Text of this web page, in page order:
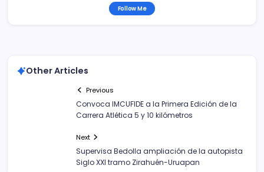
Follow Me
Other Articles
Previous
Convoca IMCUFIDE a la Primera Edición de la
Carrera Atlética 5 y 10 kilómetros
Next
Supervisa Bedolla ampliación de la autopista
Siglo XXI tramo Zirahuén-Uruapan